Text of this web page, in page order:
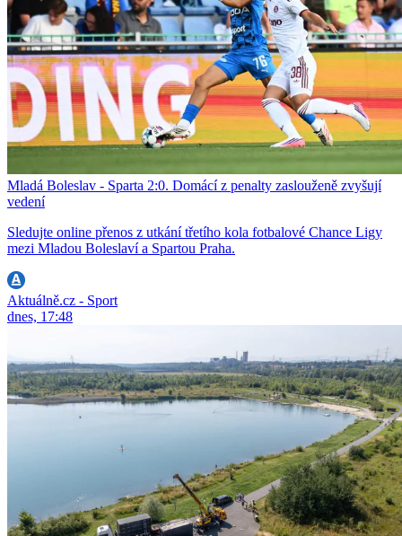
Mladá Boleslav - Sparta 2:0. Domácí z penalty zaslouženě zvyšují
vedení
Sledujte online přenos z utkání třetího kola fotbalové Chance Ligy
mezi Mladou Boleslaví a Spartou Praha.
Aktuálně.cz - Sport
dnes, 17:48